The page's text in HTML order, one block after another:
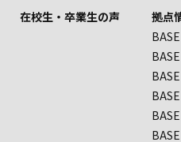
在校生・卒業生の声
拠点